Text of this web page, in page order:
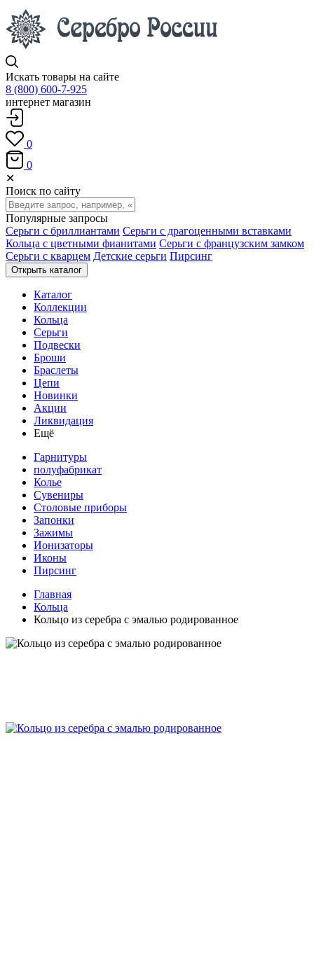
Искать товары на сайте
8 (800) 600-7-925
интернет магазин
0
0
✕
Поиск по сайту
Популярные запросы
Серьги с бриллиантами Серьги с драгоценными вставками
Кольца с цветными фианитами Серьги с французским замком
Серьги с кварцем Детские серьги Пирсинг
Открыть каталог
Каталог
Коллекции
Кольца
Серьги
Подвески
Броши
Браслеты
Цепи
Новинки
Акции
Ликвидация
Ещё
Гарнитуры
полуфабрикат
Колье
Сувениры
Столовые приборы
Запонки
Зажимы
Ионизаторы
Иконы
Пирсинг
Главная
Кольца
Кольцо из серебра с эмалью родированное